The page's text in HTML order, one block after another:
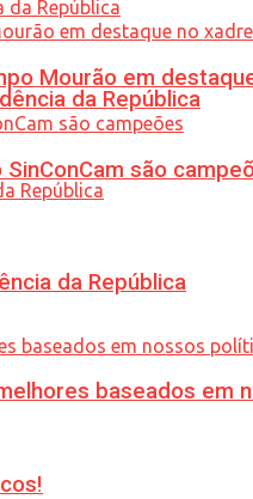
da República
da República
Mourão em
são
baseados em